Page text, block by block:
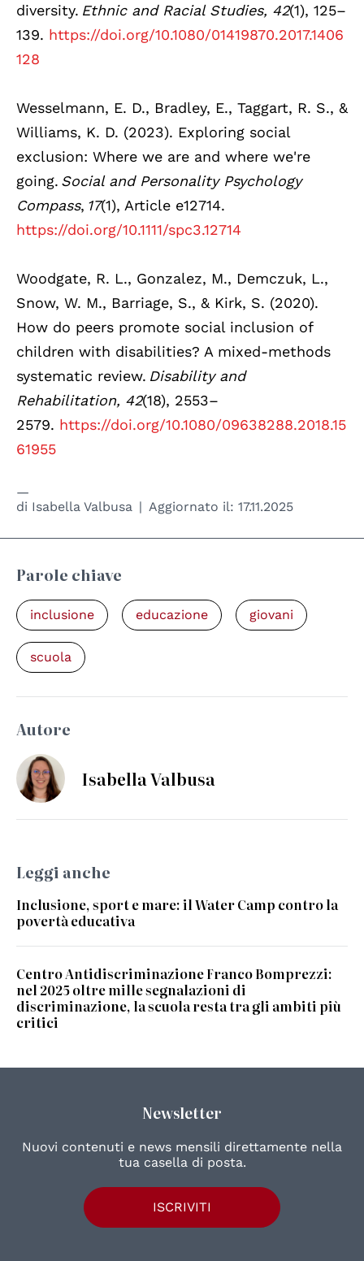
diversity. Ethnic and Racial Studies, 42(1), 125–
139. https://doi.org/10.1080/01419870.2017.1406
128
Wesselmann, E. D., Bradley, E., Taggart, R. S., &
Williams, K. D. (2023). Exploring social
exclusion: Where we are and where we're
going. Social and Personality Psychology
Compass, 17(1), Article e12714.
https://doi.org/10.1111/spc3.12714
Woodgate, R. L., Gonzalez, M., Demczuk, L.,
Snow, W. M., Barriage, S., & Kirk, S. (2020).
How do peers promote social inclusion of
children with disabilities? A mixed-methods
systematic review. Disability and
Rehabilitation, 42(18), 2553–
2579. https://doi.org/10.1080/09638288.2018.15
61955
di Isabella Valbusa Aggiornato il: 17.11.2025
Parole chiave
inclusione educazione giovani
scuola
Autore
Isabella Valbusa
Leggi anche
Inclusione, sport e mare: il Water Camp contro la
povertà educativa
Centro Antidiscriminazione Franco Bomprezzi:
nel 2025 oltre mille segnalazioni di
discriminazione, la scuola resta tra gli ambiti più
critici
Newsletter
Nuovi contenuti e news mensili direttamente nella
tua casella di posta.
ISCRIVITI